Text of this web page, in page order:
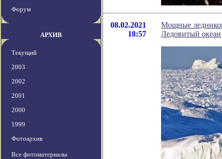
Форум
АРХИВ
Текущий
2003
2002
2001
2000
1999
Фотоархив
Все фотоматериалы
08.02.2021
18:57
Мощные
Ледовитый океан